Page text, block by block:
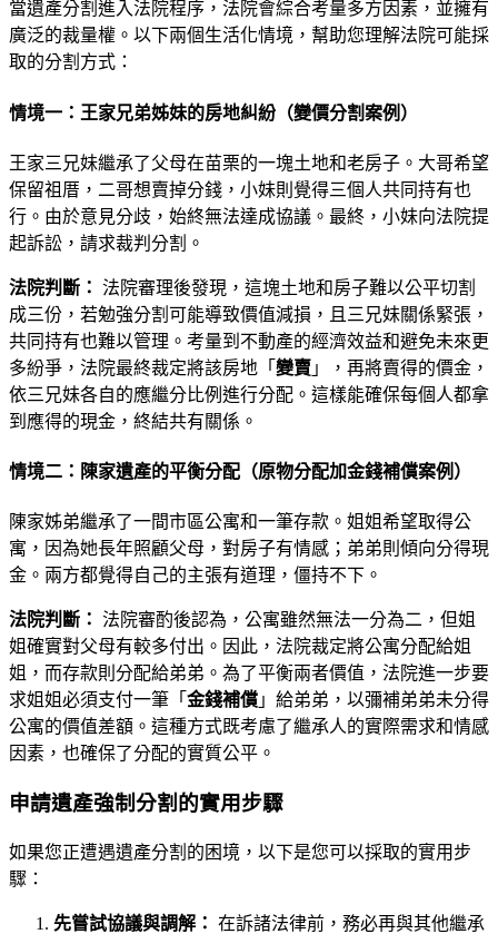
當遺產分割進入法院程序，法院會綜合考量多方因素，並擁有
廣泛的裁量權。以下兩個生活化情境，幫助您理解法院可能採
取的分割方式：
情境一：王家兄弟姊妹的房地糾紛（變價分割案例）
王家三兄妹繼承了父母在苗栗的一塊土地和老房子。大哥希望
保留祖厝，二哥想賣掉分錢，小妹則覺得三個人共同持有也
行。由於意見分歧，始終無法達成協議。最終，小妹向法院提
起訴訟，請求裁判分割。
法院判斷： 法院審理後發現，這塊土地和房子難以公平切割
成三份，若勉強分割可能導致價值減損，且三兄妹關係緊張，
共同持有也難以管理。考量到不動產的經濟效益和避免未來更
多紛爭，法院最終裁定將該房地「 變賣 」，再將賣得的價金，
依三兄妹各自的應繼分比例進行分配。這樣能確保每個人都拿
到應得的現金，終結共有關係。
情境二：陳家遺產的平衡分配（原物分配加金錢補償案例）
陳家姊弟繼承了一間市區公寓和一筆存款。姐姐希望取得公
寓，因為她長年照顧父母，對房子有情感；弟弟則傾向分得現
金。兩方都覺得自己的主張有道理，僵持不下。
法院判斷： 法院審酌後認為，公寓雖然無法一分為二，但姐
姐確實對父母有較多付出。因此，法院裁定將公寓分配給姐
姐，而存款則分配給弟弟。為了平衡兩者價值，法院進一步要
求姐姐必須支付一筆「 金錢補償 」給弟弟，以彌補弟弟未分得
公寓的價值差額。這種方式既考慮了繼承人的實際需求和情感
因素，也確保了分配的實質公平。
申請遺產強制分割的實用步驟
如果您正遭遇遺產分割的困境，以下是您可以採取的實用步
驟：
先嘗試協議與調解： 在訴諸法律前，務必再與其他繼承